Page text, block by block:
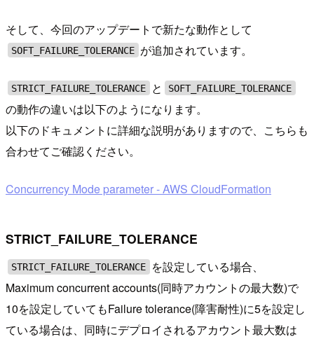
そして、今回のアップデートで新たな動作として
SOFT_FAILURE_TOLERANCE が追加されています。
STRICT_FAILURE_TOLERANCE と SOFT_FAILURE_TOLERANCE
の動作の違いは以下のようになります。
以下のドキュメントに詳細な説明がありますので、こちらも
合わせてご確認ください。
Concurrency Mode parameter - AWS CloudFormation
STRICT_FAILURE_TOLERANCE
STRICT_FAILURE_TOLERANCE
を設定している場合、
Maximum concurrent accounts(同時アカウントの最大数)で
10を設定していてもFailure tolerance(障害耐性)に5を設定し
ている場合は、同時にデプロイされるアカウント最大数は